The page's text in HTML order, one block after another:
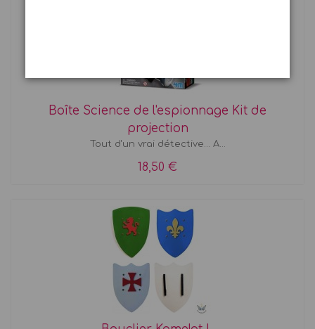
Boîte Science de l'espionnage Kit de
projection
Tout d'un vrai détective... A...
18,50 €